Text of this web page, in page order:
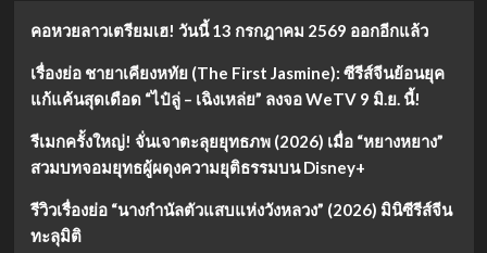
คอหวยลาวเตรียมเฮ! วันนี้ 13 กรกฎาคม 2569 ออกอีกแล้ว
เรื่องย่อ ชายาเคียงหทัย (The First Jasmine): ซีรีส์จีนย้อนยุค
แก้แค้นสุดเดือด “ไป๋ลู่ – เฉิงเหล่ย” ลงจอ WeTV 9 มิ.ย. นี้!
รีเมกครั้งใหญ่! จั่นเจาตะลุยยุทธภพ (2026) เมื่อ “หยางหยาง”
สวมบทจอมยุทธผู้ผดุงความยุติธรรมบน Disney+
รีวิวเรื่องย่อ “นางกำนัลตัวแสบแห่งวังหลวง” (2026) มินิซีรีส์จีน
ทะลุมิติ